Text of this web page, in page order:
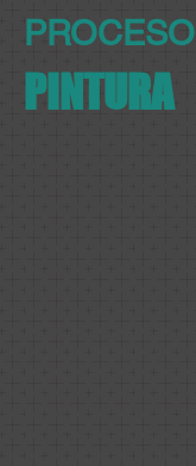
PROCESO
PINTURA